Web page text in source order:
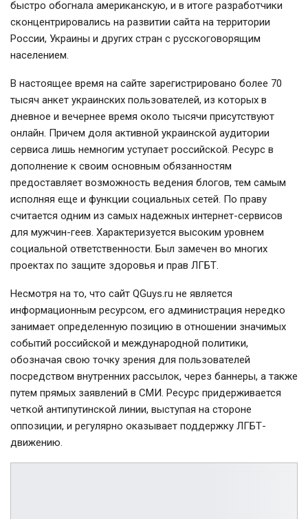
быстро обогнала американскую, и в итоге разработчики
сконцентрировались на развитии сайта на территории
России, Украины и других стран с русскоговорящим
населением.
В настоящее время на сайте зарегистрировано более 70
тысяч анкет украинских пользователей, из которых в
дневное и вечернее время около тысячи присутствуют
онлайн. Причем доля активной украинской аудитории
сервиса лишь немногим уступает российской. Ресурс в
дополнение к своим основным обязанностям
предоставляет возможность ведения блогов, тем самым
исполняя еще и функции социальных сетей. По праву
считается одним из самых надежных интернет-сервисов
для мужчин-геев. Характеризуется высоким уровнем
социальной ответственности. Был замечен во многих
проектах по защите здоровья и прав ЛГБТ.
Несмотря на то, что сайт QGuys.ru не является
информационным ресурсом, его администрация нередко
занимает определенную позицию в отношении значимых
событий российской и международной политики,
обозначая свою точку зрения для пользователей
посредством внутренних рассылок, через баннеры, а также
путем прямых заявлений в СМИ. Ресурс придерживается
четкой антипутинской линии, выступая на стороне
оппозиции, и регулярно оказывает поддержку ЛГБТ-
движению.